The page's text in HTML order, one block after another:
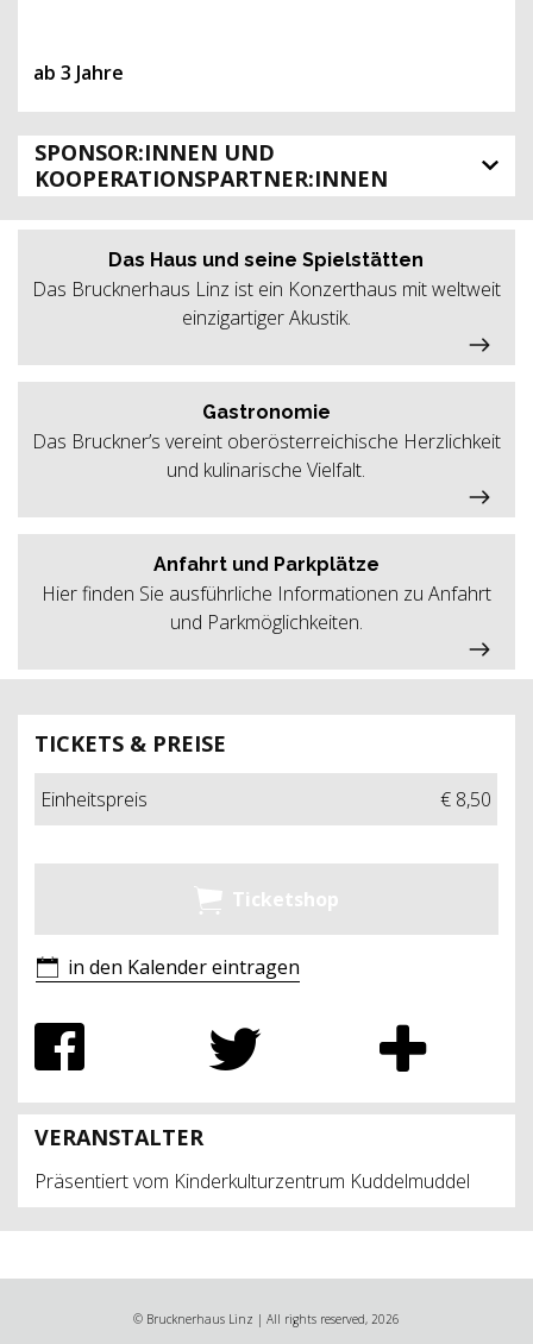
ab 3 Jahre
SPONSOR:INNEN UND
KOOPERATIONSPARTNER:INNEN
TICKETS & PREISE
Einheitspreis € 8,50
Ticketshop
in den Kalender eintragen
VERANSTALTER
Präsentiert vom Kinderkulturzentrum Kuddelmuddel
Das Haus und seine Spielstätten
Das Brucknerhaus Linz ist ein Konzerthaus mit weltweit
einzigartiger Akustik.
Gastronomie
Das Bruckner’s vereint oberösterreichische Herzlichkeit
und kulinarische Vielfalt.
Anfahrt und Parkplätze
Hier finden Sie ausführliche Informationen zu Anfahrt
und Parkmöglichkeiten.
© Brucknerhaus Linz | All rights reserved, 2026